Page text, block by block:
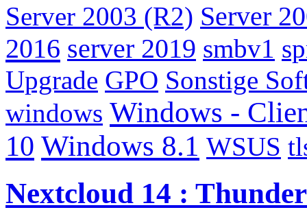
Server 2003 (R2) Server
2016 server 2019 smbv1
Upgrade GPO Sonstige
windows Windows -
10 Windows 8.1 WSUS
Nextcloud 14 :